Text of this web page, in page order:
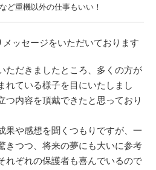
ど重機以外の仕事もいい！
ッセージをいただいております
だきましたところ、多くの方が
れている様子を目にいたしまし
つ内容を頂戴できたと思っており
や感想を聞くつもりですが、一
きつつ、将来の夢にも大いに参考
れぞれの保護者も喜んでいるので